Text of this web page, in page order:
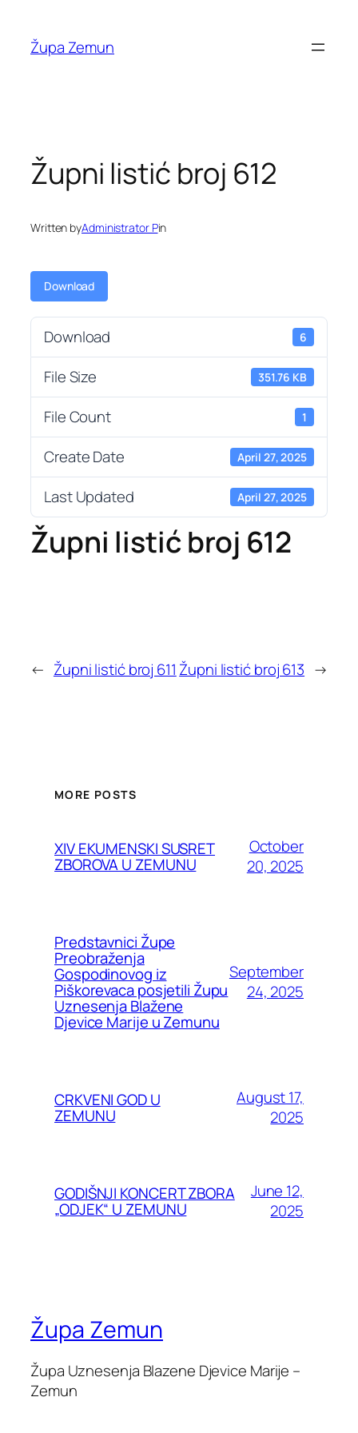
content
Župa Zemun
Župni listić broj 612
Written byAdministrator Pin
Download
Download 6
File Size 351.76 KB
File Count 1
Create Date April 27, 2025
Last Updated April 27, 2025
Župni listić broj 612
← Župni listić broj 611 Župni listić broj 613 →
MORE POSTS
XIV EKUMENSKI SUSRET
ZBOROVA U ZEMUNU
October
20, 2025
Predstavnici Župe
Preobraženja
Gospodinovog iz
Piškorevaca posjetili Župu
Uznesenja Blažene
Djevice Marije u Zemunu
September
24, 2025
CRKVENI GOD U
ZEMUNU
August 17,
2025
GODIŠNJI KONCERT ZBORA
„ODJEK“ U ZEMUNU
June 12,
2025
Župa Zemun
Župa Uznesenja Blazene Djevice Marije –
Zemun